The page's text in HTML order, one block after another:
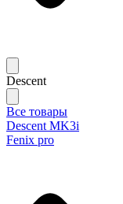
Descent
Все товары
Descent MK3i
Fenix pro